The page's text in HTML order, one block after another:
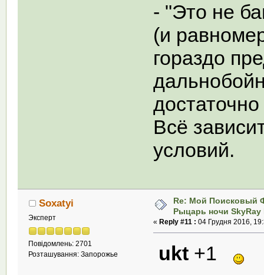
- "Это не
(и
гораздо
Всё
условий.
Soxatyi
Эксперт
Повідомлень: 2701
Розташування: Запорожье
Re: Мой Поисковый
Рыцарь ночи SkyRay
« Reply #11 : 04 Грудня 2016,
ukt +1